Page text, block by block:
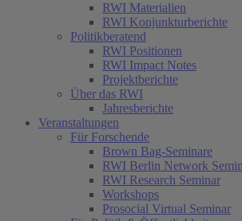
RWI Materialien
RWI Konjunkturberichte
Politikberatend
RWI Positionen
RWI Impact Notes
Projektberichte
Über das RWI
Jahresberichte
Veranstaltungen
Für Forschende
Brown Bag-Seminare
RWI Berlin Network
RWI Research Seminar
Workshops
Prosocial Virtual Seminar